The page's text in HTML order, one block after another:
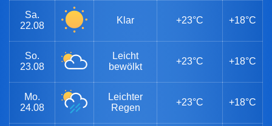
Sa.
22.08
Klar +23°C +18°C
So.
23.08
Leicht
bewölkt
+23°C +18°C
Mo.
24.08
Leichter
Regen
+23°C +18°C